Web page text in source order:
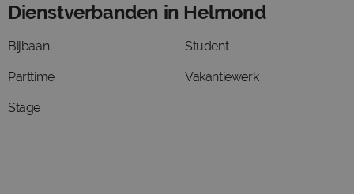
Dienstverbanden in Helmond
Bijbaan
Parttime
Stage
Student
Vakantiewerk